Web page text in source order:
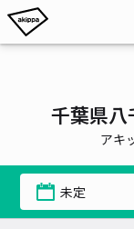
千葉県
アキ
未定